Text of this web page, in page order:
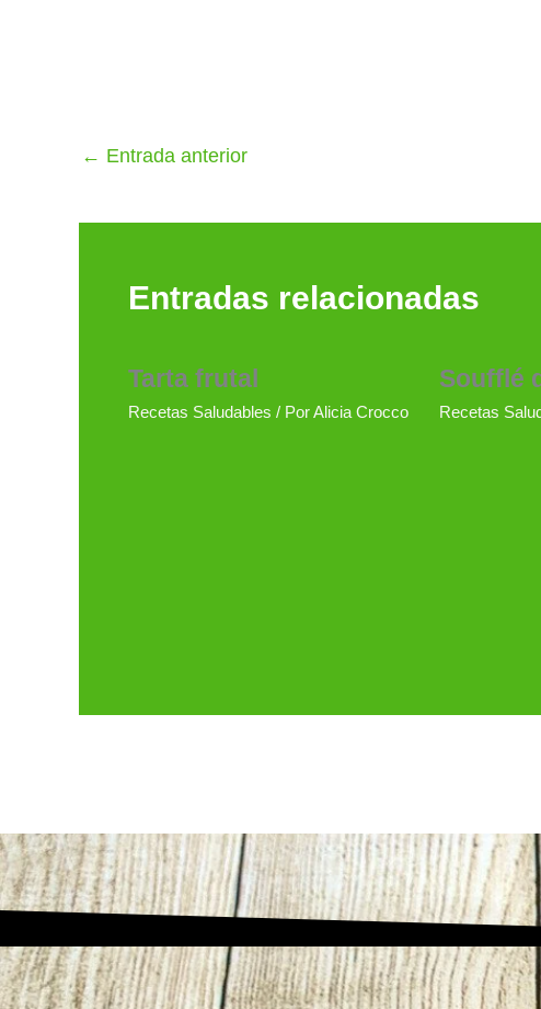
← Entrada anterior
Entradas relacionadas
Tarta frutal
Recetas Saludables / PorAlicia Crocco
Soufflé
Recetas